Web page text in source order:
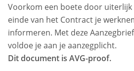
Voorkom een boete door
einde van het Contract je
informeren. Met deze
voldoe je aan je aanzegplicht.
Dit document is AVG-proof.